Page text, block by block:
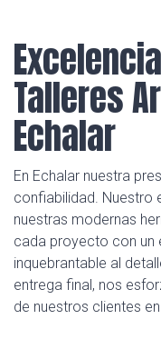
Talleres
Echalar
En Echalar nuestra
confiabilidad. Nuestro
nuestras modernas
cada proyecto con un
inquebrantable al
entrega final, nos
de nuestros clientes